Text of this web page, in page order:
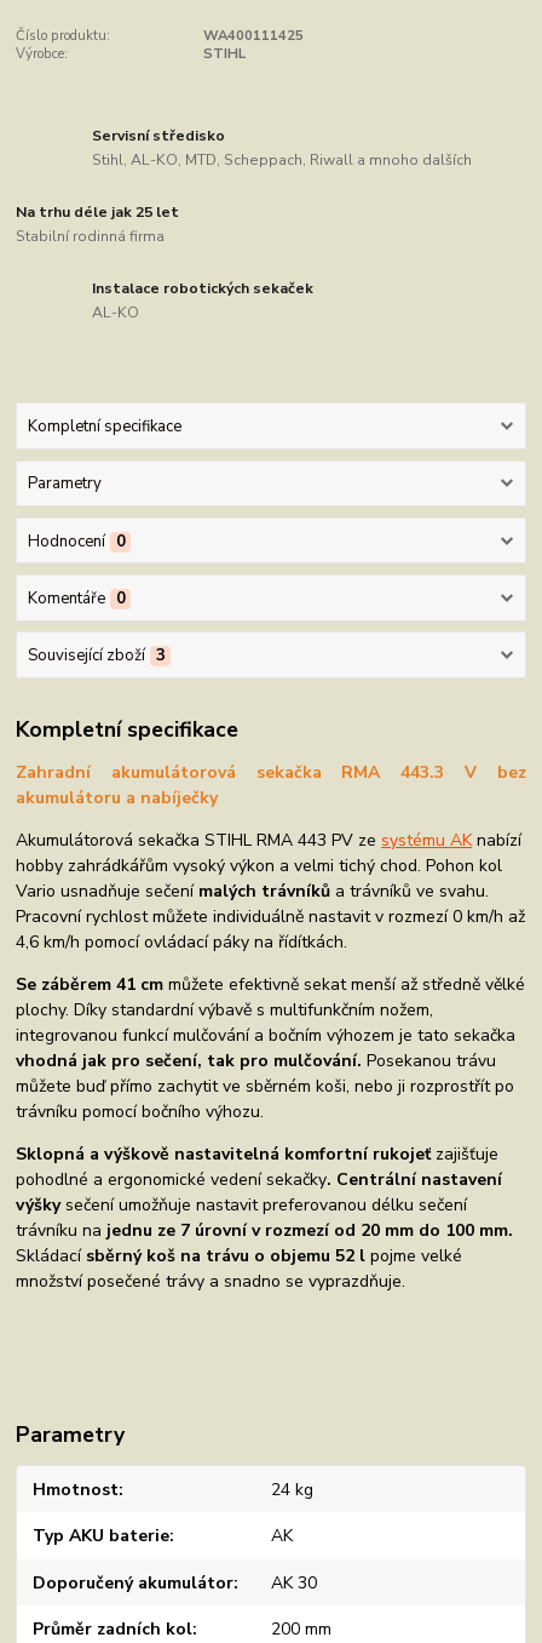
Číslo produktu:
WA400111425
Výrobce:
STIHL
Servisní středisko
Stihl, AL-KO, MTD, Scheppach, Riwall a mnoho dalších
Na trhu déle jak 25 let
Stabilní rodinná firma
Instalace robotických sekaček
AL-KO
Kompletní specifikace
Parametry
Hodnocení 0
Komentáře 0
Související zboží 3
Kompletní specifikace
Zahradní akumulátorová sekačka RMA 443.3 V bez
akumulátoru a nabíječky
Akumulátorová sekačka STIHL RMA 443 PV ze systému AKnabízí
hobby zahrádkářům vysoký výkon a velmi tichý chod. Pohon kol
Vario usnadňuje sečenímalých trávníků a trávníků ve svahu.
Pracovní rychlost můžete individuálně nastavit v rozmezí 0 km/h až
4,6 km/h pomocí ovládací páky na řídítkách.
Se záběrem 41 cm můžete efektivně sekat menší až středně vělké
plochy. Díky standardní výbavě s multifunkčním nožem,
integrovanou funkcí mulčování a bočním výhozem je tato sekačka
vhodná jak pro sečení, tak pro mulčování. Posekanou trávu
můžete buď přímo zachytit ve sběrném koši, nebo ji rozprostřít po
trávníku pomocí bočního výhozu.
Sklopná a výškově nastavitelná komfortní rukojeť zajišťuje
pohodlné a ergonomické vedení sekačky. Centrální nastavení
výškysečení umožňuje nastavit preferovanou délku sečení
trávníku na jednu ze 7 úrovní v rozmezí od 20 mm do 100 mm.
Skládací sběrný koš na trávu o objemu 52 lpojme velké
množství posečené trávy a snadno se vyprazdňuje.
Parametry
Hmotnost 24 kg
Typ AKU baterie AK
Doporučený akumulátor AK 30
Průměr zadních kol 200 mm